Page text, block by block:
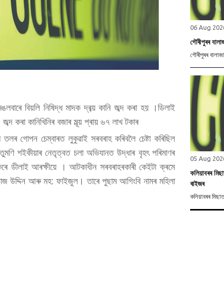
বিয়লি নিষিদ্ধ মাদক দ্ৰব্য় কানি জব্দ কৰা হয় ।ডিলাই
কৰা কানিখিনিৰ বজাৰ মূল্য় প্ৰায় ৬৭ লাখ টকাৰ
গোপন চেম্বাৰত লুকুৱাই সৰবৰাহ কৰিবলৈ চেষ্টা কৰিছিল
শইকীয়াৰ নেতৃত্বত চলা অভিযানত উদ্ধাৰ বৃহৎ পৰিমাণৰ
আৰক্ষীয়ে । আটকাধীন সৰবৰাহৰকাৰী কেইটা ক্ৰমে
উদ্দিন আৰু মহ: ফাইজুল। তাৰে পুছাম আগিংবি নামৰ মহিলা
06 Aug
গৌৰীপুৰৰ
গৌৰীপুৰৰ
05 Aug
কলিয়াবৰৰ
ৰাইজৰ
কলিয়াবৰৰ